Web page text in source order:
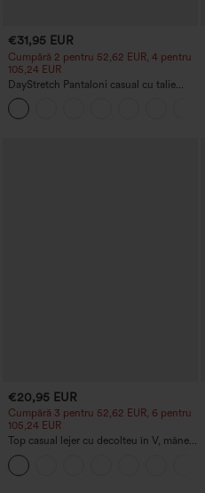
€31,95 EUR
Cumpără 2 pentru 52,62 EUR, 4 pentru
105,24 EUR
DayStretch Pantaloni casual cu talie
înaltă, buzunare și croială dreaptă
€20,95 EUR
Cumpără 3 pentru 52,62 EUR, 6 pentru
105,24 EUR
Top casual lejer cu decolteu în V, mâneci
scurte și efect drapat